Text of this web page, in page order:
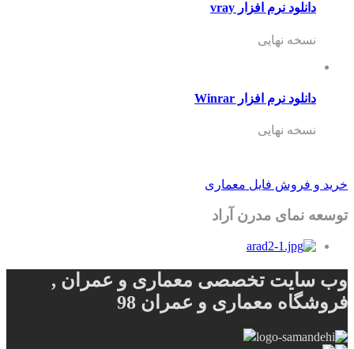
دانلود نرم افزار vray
نسخه نهایی
دانلود نرم افزار Winrar
نسخه نهایی
خرید و فروش فایل معماری
توسعه نمای مدرن آراد
وب سایت تخصصی معماری و عمران ,
فروشگاه معماری و عمران 98